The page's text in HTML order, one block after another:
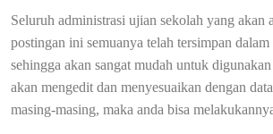
Seluruh administrasi ujian sekolah yang akan
postingan ini semuanya telah tersimpan
sehingga akan sangat mudah untuk
akan mengedit dan menyesuaikan dengan
masing-masing, maka anda bisa